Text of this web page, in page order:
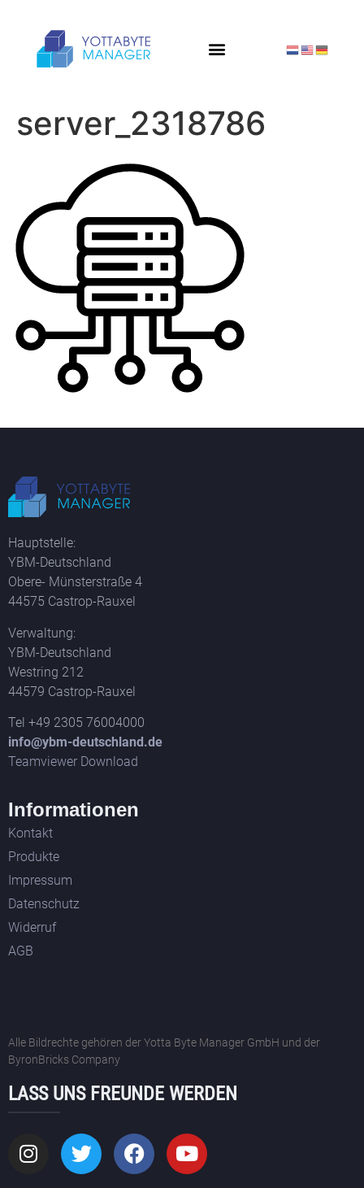
server_2318786
Hauptstelle:
YBM-Deutschland
Obere- Münsterstraße 4
44575 Castrop-Rauxel
Verwaltung:
YBM-Deutschland
Westring 212
44579 Castrop-Rauxel
Tel +49 2305 76004000
info@ybm-deutschland.de
Teamviewer Download
Informationen
Kontakt
Produkte
Impressum
Datenschutz
Widerruf
AGB
Alle Bildrechte gehören der Yotta Byte Manager GmbH und der
ByronBricks Company
LASS UNS FREUNDE WERDEN